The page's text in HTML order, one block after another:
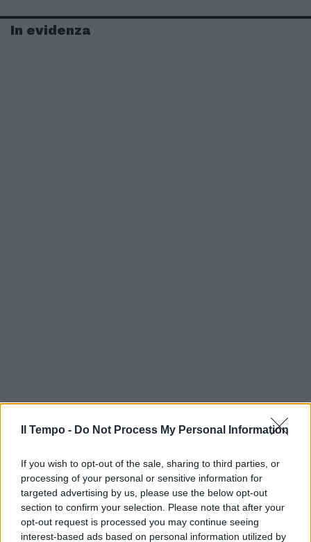
Il Tempo - Do Not Process My Personal Information
If you wish to opt-out of the sale, sharing to third parties, or
processing of your personal or sensitive information for
targeted advertising by us, please use the below opt-out
section to confirm your selection. Please note that after your
opt-out request is processed you may continue seeing
interest-based ads based on personal information utilized by
In evidenza